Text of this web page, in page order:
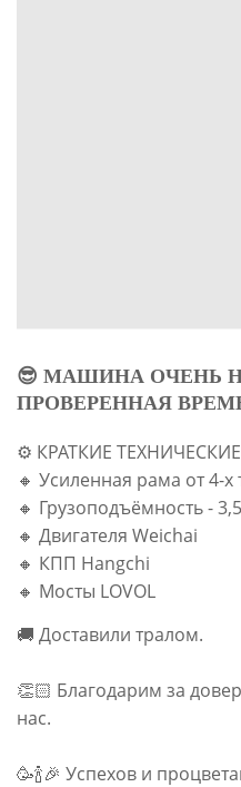
😎 МАШИНА ОЧЕНЬ
ПРОВЕРЕННАЯ
⚙️ КРАТКИЕ
🔸 Усиленная рама от 4-
🔸 Грузоподъёмность -
🔸 Двигателя Weichai
🔸 КПП Hangchi
🔸 Мосты LOVOL
🚚 Доставили тралом.
👏🏻 Благодарим за
нас.
🥳🍾🎉 Успехов и